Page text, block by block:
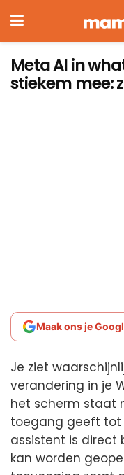
Meta AI in
stiekem mee:
Maak ons je
Je ziet
verandering in je
het scherm staat
toegang geeft tot
assistent is direct
kan worden